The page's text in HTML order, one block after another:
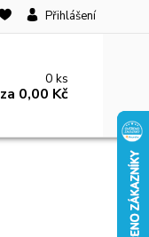
Přihlášení
0ks
za 0,00 Kč